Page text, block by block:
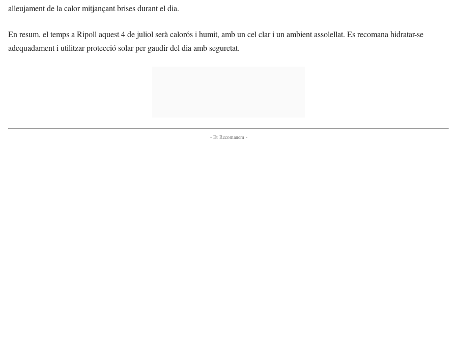
alleujament de la calor mitjançant brises durant el dia.
En resum, el temps a Ripoll aquest 4 de juliol serà calorós i humit, amb un cel clar i un ambient assolellat. Es recomana hidratar-se
adequadament i utilitzar protecció solar per gaudir del dia amb seguretat.
- Et Recomanem -